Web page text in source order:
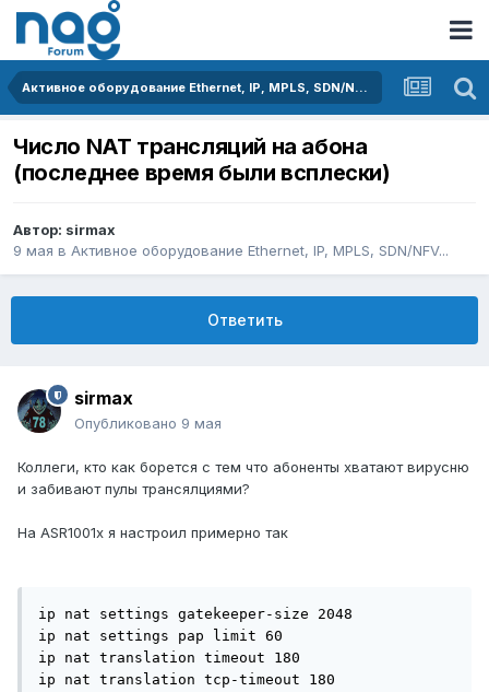
Активное оборудование Ethernet, IP, MPLS, SDN/NFV...
Число NAT трансляций на абона
(последнее время были всплески)
Автор: sirmax
9 мая в Активное оборудование Ethernet, IP, MPLS, SDN/NFV...
Ответить
sirmax
Опубликовано 9 мая
Коллеги, кто как борется с тем что абоненты хватают вирусню
и забивают пулы трансялциями?
На ASR1001x я настроил примерно так
ip nat settings gatekeeper-size 2048
ip nat settings pap limit 60
ip nat translation timeout 180
ip nat translation tcp-timeout 180